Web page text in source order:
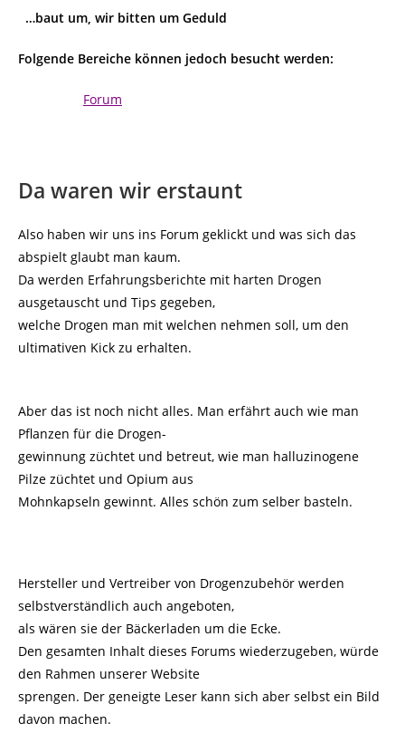
…baut um, wir bitten um Geduld
Folgende Bereiche können jedoch besucht werden:
Forum
Da waren wir erstaunt
Also haben wir uns ins Forum geklickt und was sich das
abspielt glaubt man kaum.
Da werden Erfahrungsberichte mit harten Drogen
ausgetauscht und Tips gegeben,
welche Drogen man mit welchen nehmen soll, um den
ultimativen Kick zu erhalten.
Aber das ist noch nicht alles. Man erfährt auch wie man
Pflanzen für die Drogen-
gewinnung züchtet und betreut, wie man halluzinogene
Pilze züchtet und Opium aus
Mohnkapseln gewinnt. Alles schön zum selber basteln.
Hersteller und Vertreiber von Drogenzubehör werden
selbstverständlich auch angeboten,
als wären sie der Bäckerladen um die Ecke.
Den gesamten Inhalt dieses Forums wiederzugeben, würde
den Rahmen unserer Website
sprengen. Der geneigte Leser kann sich aber selbst ein Bild
davon machen.